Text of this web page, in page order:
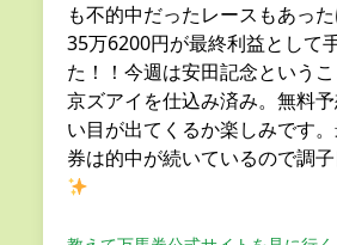
も不的中だったレースもあっ
35万6200円が最終利益として
た！！今週は安田記念という
京ズアイを仕込み済み。無料
い目が出てくるか楽しみです
券は的中が続いているので調子